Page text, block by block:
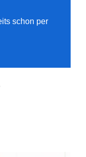
schon per